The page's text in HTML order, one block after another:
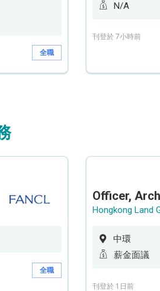
全職
N/A
刊登於 7小時前
全職
Officer,
Hongkong Land
中環
薪金面議
刊登於 1日前